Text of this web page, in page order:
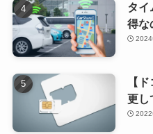
タイ
得な
2024
【
更し
2022